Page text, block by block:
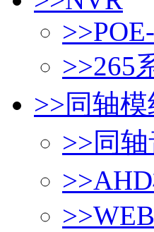
>>
>>265
>>同轴模
>>同
>>
>>